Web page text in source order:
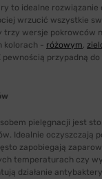
to idealne rozwiązanie
wrzucić wszystkie
trzy wersje pokrowców
kolorach - różowym,
przypadną do
pielęgnacji jest
Idealnie oczyszczają
zapobiegają
temperaturach czy
działanie